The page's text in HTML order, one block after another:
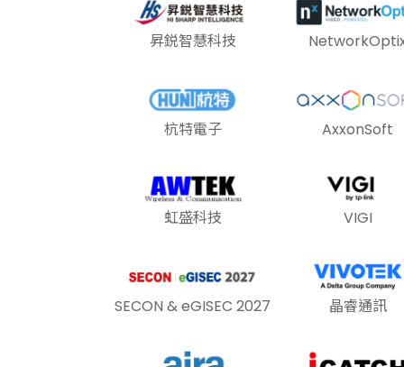
昇鋭智慧科技
杭特電子 AxxonSoft
虹盛科技 VIGI
SECON & eGISEC 2027 晶睿通訊